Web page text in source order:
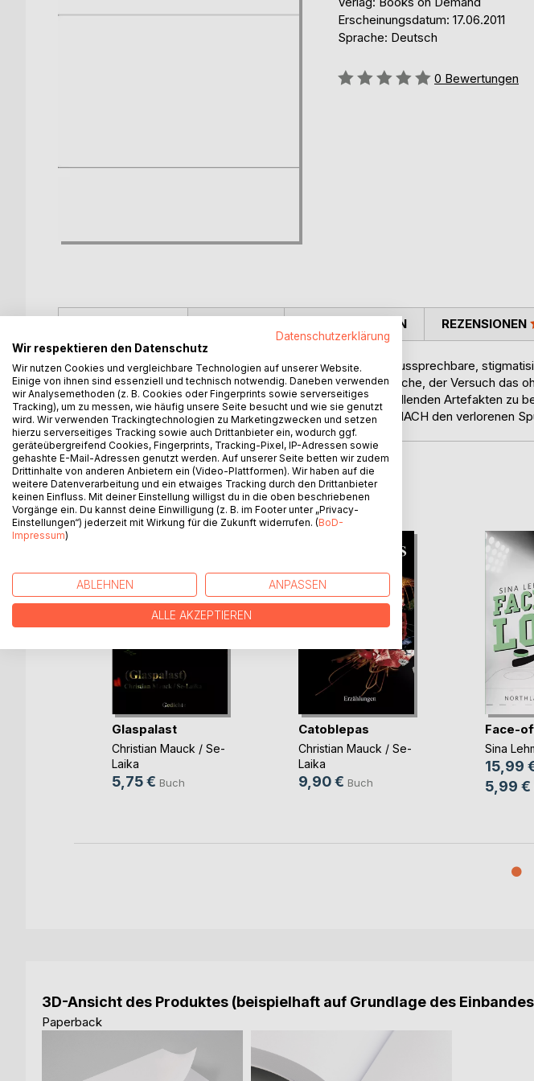
Erscheinungsdatum: 17.06.2011
Sprache: Deutsch
Bewertung::
0 Bewertungen
Der Titel deutet an, worum es geht – Armut, Isolation, unaussprechbare,
Vor Allem aber geht es um die Auflösung der Form, die Suche, der Versuch das
wiederzufinden oder die ureigenen Dinge aus ihren entstellenden Artefakten zu
Eine Suche also, nicht anhand von Spuren sondern eben NACH den verlorenen
PRESSESTIMMEN REZENSIONEN
WEITERE TITEL BEIBoD
Glaspalast
Christian Mauck / Se-
Laika
5,75 € Buch
Catoblepas
Christian Mauck / Se-
Laika
9,90 € Buch
Face-
Sina
15,99
5,99 €
3D-Ansicht des Produktes (beispielhaft auf Grundlage des
Paperback
Datenschutzerklärung
Wir respektieren den Datenschutz
Wir nutzen Cookies und vergleichbare Technologien auf unserer Website.
Einige von ihnen sind essenziell und technisch notwendig. Daneben verwenden
wir Analysemethoden (z. B. Cookies oder Fingerprints sowie serverseitiges
Tracking), um zu messen, wie häufig unsere Seite besucht und wie sie genutzt
wird. Wir verwenden Trackingtechnologien zu Marketingzwecken und setzen
hierzu serverseitiges Tracking sowie auch Drittanbieter ein, wodurch ggf.
geräteübergreifend Cookies, Fingerprints, Tracking-Pixel, IP-Adressen sowie
gehashte E-Mail-Adressen genutzt werden. Auf unserer Seite betten wir zudem
Drittinhalte von anderen Anbietern ein (Video-Plattformen). Wir haben auf die
weitere Datenverarbeitung und ein etwaiges Tracking durch den Drittanbieter
keinen Einfluss. Mit deiner Einstellung willigst du in die oben beschriebenen
Vorgänge ein. Du kannst deine Einwilligung (z. B. im Footer unter „Privacy-
Einstellungen“) jederzeit mit Wirkung für die Zukunft widerrufen. (BoD-
Impressum)
ABLEHNEN ANPASSEN
ALLE AKZEPTIEREN